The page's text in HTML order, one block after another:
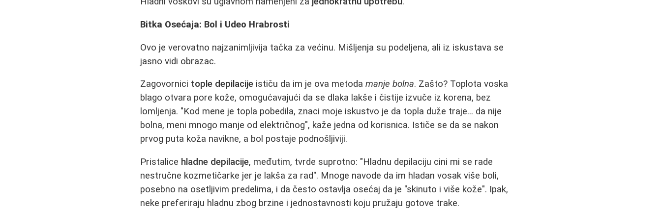
Bitka Osećaja: Bol i Udeo Hrabrosti
Ovo je verovatno najzanimljivija tačka za većinu. Mišljenja su podeljena, ali iz iskustava se
jasno vidi obrazac.
Zagovornici tople depilacije ističu da im je ova metodamanje bolna. Zašto? Toplota voska
blago otvara pore kože, omogućavajući da se dlaka lakše i čistije izvuče iz korena, bez
lomljenja. "Kod mene je topla pobedila, znaci moje iskustvo je da topla duže traje... da nije
bolna, meni mnogo manje od električnog", kaže jedna od korisnica. Ističe se da se nakon
prvog puta koža navikne, a bol postaje podnošljiviji.
Pristalice hladne depilacije, međutim, tvrde suprotno: "Hladnu depilaciju cini mi se rade
nestručne kozmetičarke jer je lakša za rad". Mnoge navode da im hladan vosak više boli,
posebno na osetljivim predelima, i da često ostavlja osećaj da je "skinuto i više kože". Ipak,
neke preferiraju hladnu zbog brzine i jednostavnosti koju pružaju gotove trake.